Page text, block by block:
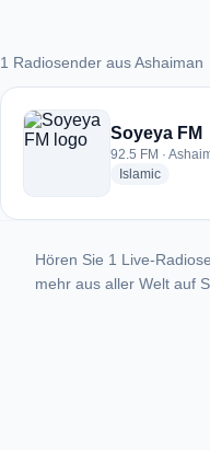
1 Radiosender aus Ashaiman
1 Radiosender aus
Soyeya FM
92.5 FM ·
Islamicradio
Hören Sie 1 Live-
mehr aus aller Welt auf